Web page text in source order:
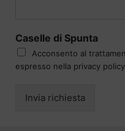
Caselle di Spunta
Acconsento al
espresso nella privacy policy
Invia richiesta